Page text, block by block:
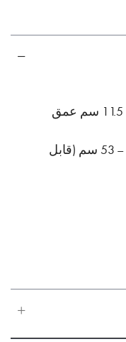
• ارتفاع حزام الكتف الإضافي: 33 – 53 سم (قابل